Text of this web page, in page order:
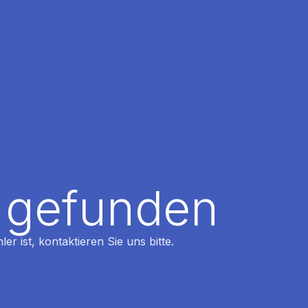
ist, kontaktieren Sie uns bitte.